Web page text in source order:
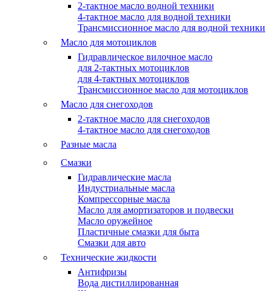
2-тактное масло водной техники
4-тактное масло для водной техники
Трансмиссионное масло для водной техники
Масло для мотоциклов
Гидравлическое вилочное масло
для 2-тактных мотоциклов
для 4-тактных мотоциклов
Трансмиссионное масло для мотоциклов
Масло для снегоходов
2-тактное масло для снегоходов
4-тактное масло для снегоходов
Разные масла
Смазки
Гидравлические масла
Индустриальные масла
Компрессорные масла
Масло для амортизаторов и подвески
Масло оружейное
Пластичные смазки для быта
Смазки для авто
Технические жидкости
Антифризы
Вода дистиллированная